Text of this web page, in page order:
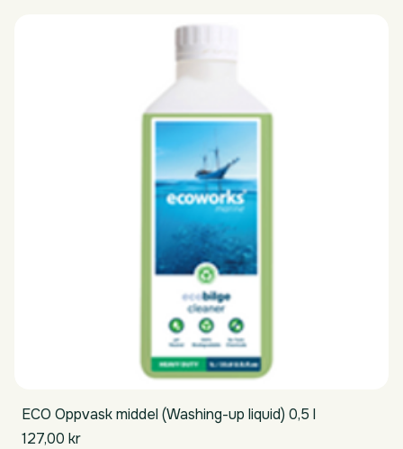
ECO Oppvask middel (Washing-up liquid) 0,5 l
Pris
127,00 kr